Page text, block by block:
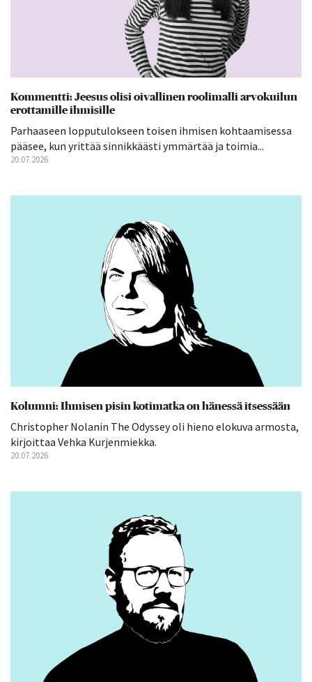
Kommentti: Jeesus olisi oivallinen roolimalli arvokuilun
erottamille ihmisille
Parhaaseen lopputulokseen toisen ihmisen kohtaamisessa
pääsee, kun yrittää sinnikkäästi ymmärtää ja toimia...
20.07.2026
Kolumni: Ihmisen pisin kotimatka on hänessä itsessään
Christopher Nolanin The Odyssey oli hieno elokuva armosta,
kirjoittaa Vehka Kurjenmiekka.
20.07.2026